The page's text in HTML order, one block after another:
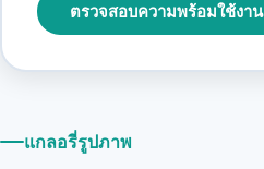
ตรวจสอบความพร้อมใช้งาน
แกลอรี่รูปภาพ